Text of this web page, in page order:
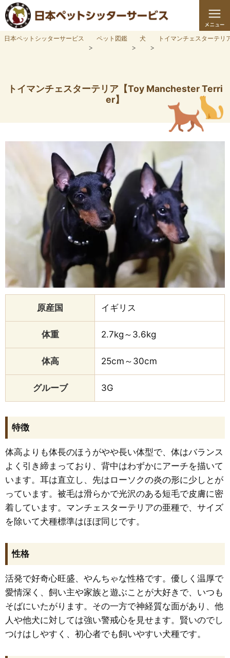
日本ペットシッターサービス ペット図鑑 犬 トイマンチェスターテリ
トイマンチェスターテリア【Toy Manchester Terri
er】
原産国 イギリス
体重 2.7kg～3.6kg
体高 25cm～30cm
グルーブ 3G
特徴
体高よりも体長のほうがやや長い体型で、体はバランス
よく引き締まっており、背中はわずかにアーチを描いて
います。耳は直立し、先はローソクの炎の形に少しとが
っています。被毛は滑らかで光沢のある短毛で皮膚に密
着しています。マンチェスターテリアの亜種で、サイズ
を除いて犬種標準はほぼ同じです。
性格
活発で好奇心旺盛、やんちゃな性格です。優しく温厚で
愛情深く、飼い主や家族と遊ぶことが大好きで、いつも
そばにいたがります。その一方で神経質な面があり、他
人や他犬に対しては強い警戒心を見せます。賢いのでし
つけはしやすく、初心者でも飼いやすい犬種です。